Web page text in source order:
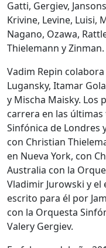
Gatti, Gergiev,
Krivine, Levine, Luisi,
Nagano, Ozawa,
Thielemann y Zinman.
Vadim Repin
Lugansky, Itamar
y Mischa Maisky. Los
carrera en las
Sinfónica de Londres
con Christian
en Nueva York, con
Australia con la
Vladimir Jurowski y
escrito para él por
con la Orquesta
Valery Gergiev.